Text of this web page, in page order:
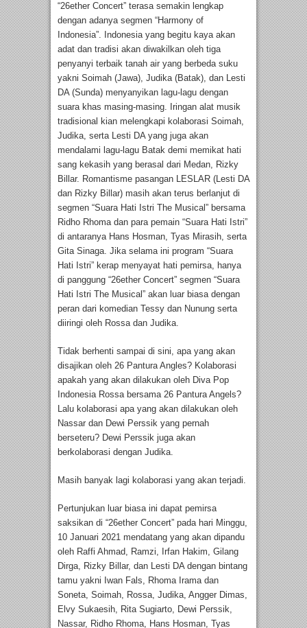
“26ether Concert” terasa semakin lengkap
dengan adanya segmen “Harmony of
Indonesia”. Indonesia yang begitu kaya akan
adat dan tradisi akan diwakilkan oleh tiga
penyanyi terbaik tanah air yang berbeda suku
yakni Soimah (Jawa), Judika (Batak), dan Lesti
DA (Sunda) menyanyikan lagu-lagu dengan
suara khas masing-masing. Iringan alat musik
tradisional kian melengkapi kolaborasi Soimah,
Judika, serta Lesti DA yang juga akan
mendalami lagu-lagu Batak demi memikat hati
sang kekasih yang berasal dari Medan, Rizky
Billar. Romantisme pasangan LESLAR (Lesti DA
dan Rizky Billar) masih akan terus berlanjut di
segmen “Suara Hati Istri The Musical” bersama
Ridho Rhoma dan para pemain “Suara Hati Istri”
di antaranya Hans Hosman, Tyas Mirasih, serta
Gita Sinaga. Jika selama ini program “Suara
Hati Istri” kerap menyayat hati pemirsa, hanya
di panggung “26ether Concert” segmen “Suara
Hati Istri The Musical” akan luar biasa dengan
peran dari komedian Tessy dan Nunung serta
diiringi oleh Rossa dan Judika.
Tidak berhenti sampai di sini, apa yang akan
disajikan oleh 26 Pantura Angles? Kolaborasi
apakah yang akan dilakukan oleh Diva Pop
Indonesia Rossa bersama 26 Pantura Angels?
Lalu kolaborasi apa yang akan dilakukan oleh
Nassar dan Dewi Perssik yang pernah
berseteru? Dewi Perssik juga akan
berkolaborasi dengan Judika.
Masih banyak lagi kolaborasi yang akan terjadi.
Pertunjukan luar biasa ini dapat pemirsa
saksikan di “26ether Concert” pada hari Minggu,
10 Januari 2021 mendatang yang akan dipandu
oleh Raffi Ahmad, Ramzi, Irfan Hakim, Gilang
Dirga, Rizky Billar, dan Lesti DA dengan bintang
tamu yakni Iwan Fals, Rhoma Irama dan
Soneta, Soimah, Rossa, Judika, Angger Dimas,
Elvy Sukaesih, Rita Sugiarto, Dewi Perssik,
Nassar, Ridho Rhoma, Hans Hosman, Tyas